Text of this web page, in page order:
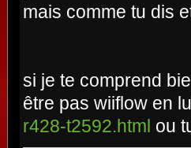
mais comme tu dis
si je te comprend
être pas wiiflow en
r428-t2592.html ou